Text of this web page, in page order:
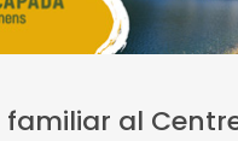
al